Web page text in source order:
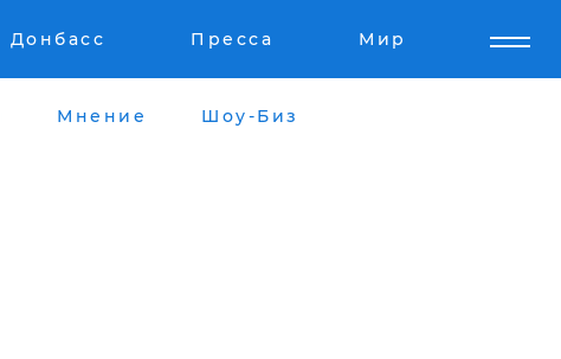
Донбасс Пресса Мир
Мнение Шоу-Биз